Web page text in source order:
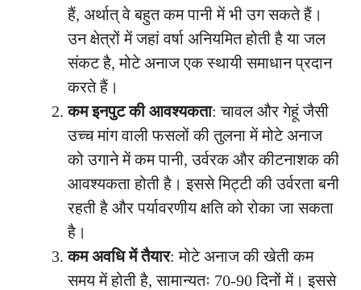
हैं, अर्थात् वे बहुत कम पानी में भी उग सकते हैं।
उन क्षेत्रों में जहां वर्षा अनियमित होती है या जल
संकट है, मोटे अनाज एक स्थायी समाधान प्रदान
करते हैं।
कम इनपुट की आवश्यकता: चावल और गेहूं जैसी
उच्च मांग वाली फसलों की तुलना में मोटे अनाज
को उगाने में कम पानी, उर्वरक और कीटनाशक की
आवश्यकता होती है। इससे मिट्टी की उर्वरता बनी
रहती है और पर्यावरणीय क्षति को रोका जा सकता
है।
कम अवधि में तैयार: मोटे अनाज की खेती कम
समय में होती है, सामान्यतः 70-90 दिनों में। इससे